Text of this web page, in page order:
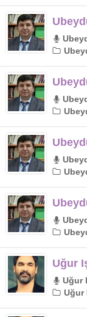
Uğur
Uğur
Uğur